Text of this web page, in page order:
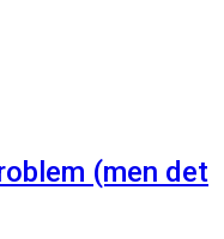
(men det